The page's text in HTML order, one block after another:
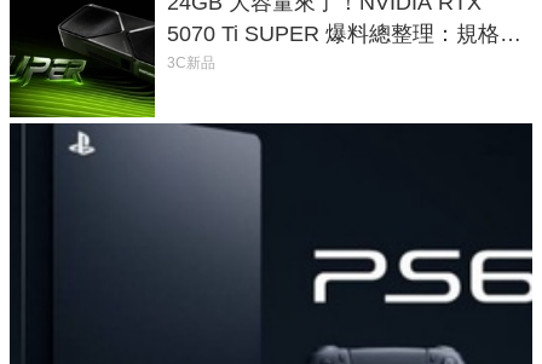
5070 Ti SUPER 爆料總整理：規格、
功耗、上市時間
3C新品